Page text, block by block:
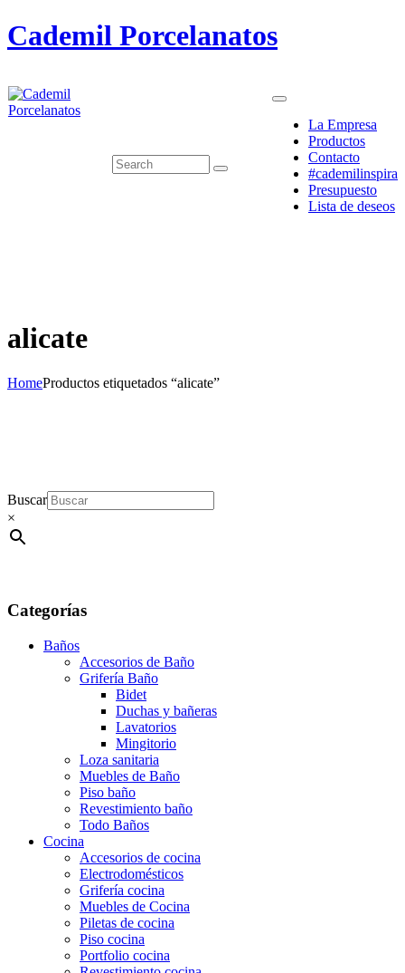
Cademil Porcelanatos
La Empresa
Productos
Contacto
#cademilinspira
Presupuesto
Lista de deseos
alicate
HomeProductos etiquetados “alicate”
Buscar
×
Categorías
Baños
Accesorios de Baño
Grifería Baño
Bidet
Duchas y bañeras
Lavatorios
Mingitorio
Loza sanitaria
Muebles de Baño
Piso baño
Revestimiento baño
Todo Baños
Cocina
Accesorios de cocina
Electrodomésticos
Grifería cocina
Muebles de Cocina
Piletas de cocina
Piso cocina
Portfolio cocina